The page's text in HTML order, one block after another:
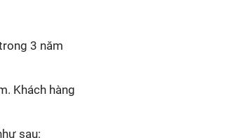
3 năm
Khách hàng
sau: